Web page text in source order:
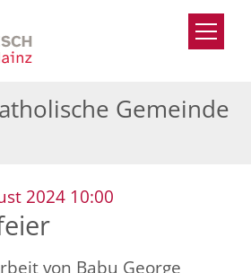
Gemeinde
2024 10:00
von Babu George